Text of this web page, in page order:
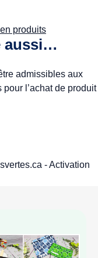
aussi…
admissibles aux
l’achat de produit